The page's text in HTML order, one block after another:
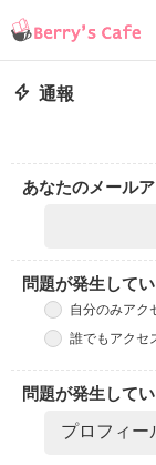
通報
あなたのメール
問題が発生して
自分のみアク
誰でもアクセ
問題が発生して